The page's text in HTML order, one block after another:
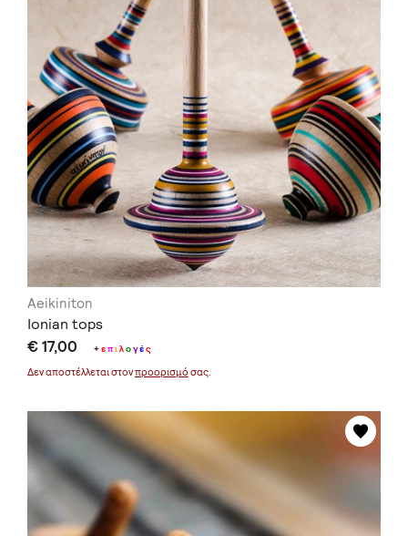
Aeikiniton
Ionian tops
€ 17,00 +επιλογές
Δεν αποστέλλεται στονπροορισμό σας.